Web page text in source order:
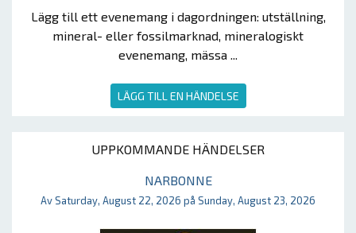
Lägg till ett evenemang i dagordningen: utställning,
mineral- eller fossilmarknad, mineralogiskt
evenemang, mässa ...
LÄGG TILL EN HÄNDELSE
UPPKOMMANDE HÄNDELSER
NARBONNE
Av Saturday, August 22, 2026 på Sunday, August 23, 2026